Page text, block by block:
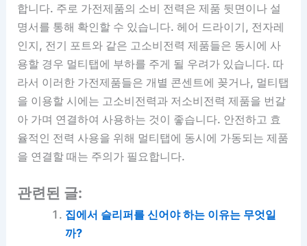
합니다. 주로 가전제품의 소비 전력은 제품 뒷면이나 설
명서를 통해 확인할 수 있습니다. 헤어 드라이기, 전자레
인지, 전기 포트와 같은 고소비전력 제품들은 동시에 사
용할 경우 멀티탭에 부하를 주게 될 우려가 있습니다. 따
라서 이러한 가전제품들은 개별 콘센트에 꽂거나, 멀티탭
을 이용할 시에는 고소비전력과 저소비전력 제품을 번갈
아 가며 연결하여 사용하는 것이 좋습니다. 안전하고 효
율적인 전력 사용을 위해 멀티탭에 동시에 가동되는 제품
을 연결할 때는 주의가 필요합니다.
관련된 글:
집에서 슬리퍼를 신어야 하는 이유는 무엇일
까?